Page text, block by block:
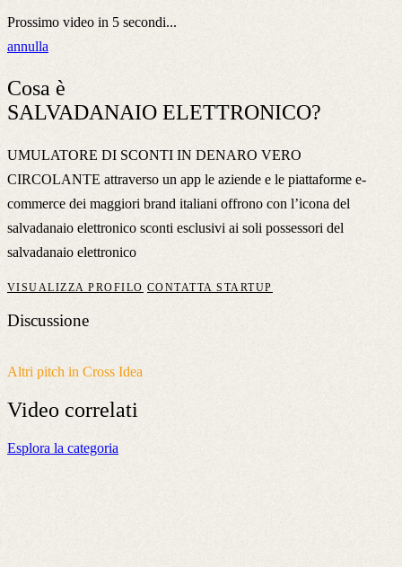
Prossimo video in 5 secondi...
annulla
Cosa è
SALVADANAIO ELETTRONICO?
UMULATORE DI SCONTI IN DENARO VERO
CIRCOLANTE attraverso un app le aziende e le piattaforme e-
commerce dei maggiori brand italiani offrono con l’icona del
salvadanaio elettronico sconti esclusivi ai soli possessori del
salvadanaio elettronico
VISUALIZZA PROFILO CONTATTA STARTUP
Discussione
Altri pitch in Cross Idea
Video correlati
Esplora la categoria